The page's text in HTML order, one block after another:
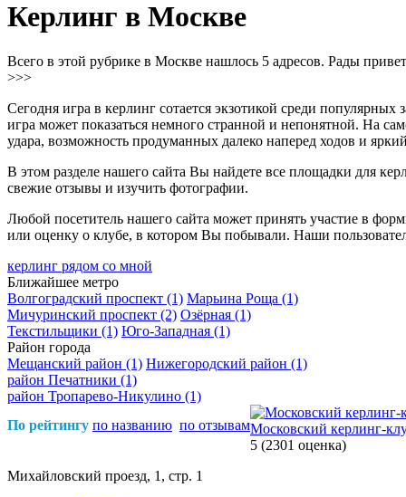
Керлинг в Москве
Всего в этой рубрике в Москве нашлось 5 адресов. Рады
>>>
Сегодня игра в керлинг сотается экзотикой среди
игра может показаться немного странной и непонятной. На
удара, возможность продуманных далеко наперед ходов и
В этом разделе нашего сайта Вы найдете все площадки для
свежие отзывы и изучить фотографии.
Любой посетитель нашего сайта может принять участие в
или оценку о клубе, в котором Вы побывали. Наши
керлинг рядом со мной
Ближайшее метро
Волгоградский проспект (1) Марьина Роща (1)
Мичуринский проспект (2) Озёрная (1)
Текстильщики (1) Юго-Западная (1)
Район города
Мещанский район (1) Нижегородский район (1)
район Печатники (1)
район Тропарево-Никулино (1)
По рейтингу по названию по отзывамМосковский керлинг-
5 (2301 оценка)
Михайловский проезд, 1, стр. 1